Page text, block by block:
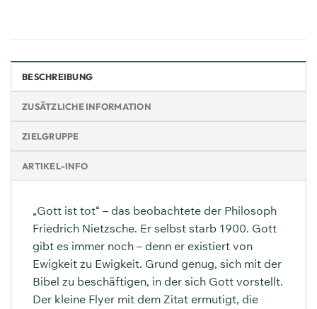
BESCHREIBUNG
ZUSÄTZLICHE INFORMATION
ZIELGRUPPE
ARTIKEL-INFO
„Gott ist tot“ – das beobachtete der Philosoph
Friedrich Nietzsche. Er selbst starb 1900. Gott
gibt es immer noch – denn er existiert von
Ewigkeit zu Ewigkeit. Grund genug, sich mit der
Bibel zu beschäftigen, in der sich Gott vorstellt.
Der kleine Flyer mit dem Zitat ermutigt, die